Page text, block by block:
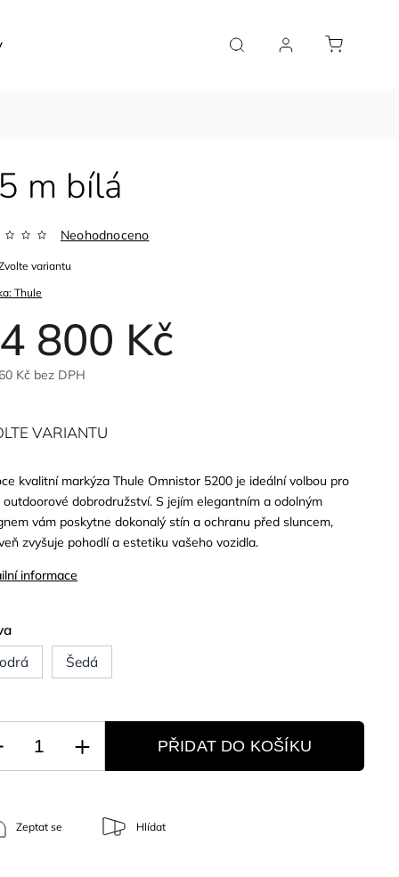
m bílá
Thule
Neohodnoceno
800 Kč
Kč bez DPH
variantu
kvalitní markýza Thule Omnistor 5200 je ideální volbou pro
outdoorové dobrodružství. S jejím elegantním a odolným
vám poskytne dokonalý stín a ochranu před sluncem,
zvyšuje pohodlí a estetiku vašeho vozidla.
informace
Šedá
VARIANTU
PŘIDAT DO KOŠÍKU
Zeptat se Hlídat